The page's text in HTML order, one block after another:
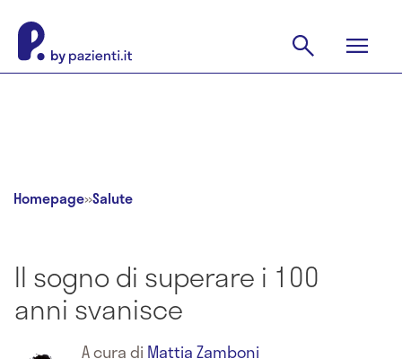
Homepage»Salute
Il sogno di superare i 100
anni svanisce
A cura di Mattia Zamboni